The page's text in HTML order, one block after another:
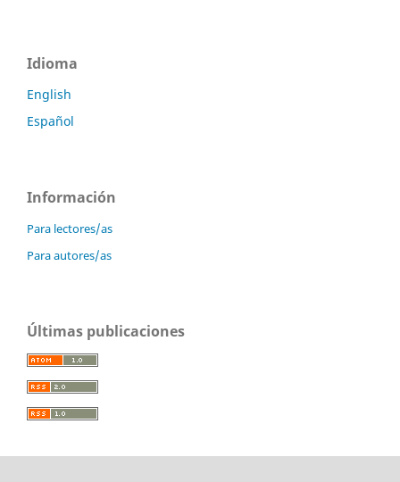
Idioma
English
Español
Información
Para lectores/as
Para autores/as
Últimas publicaciones